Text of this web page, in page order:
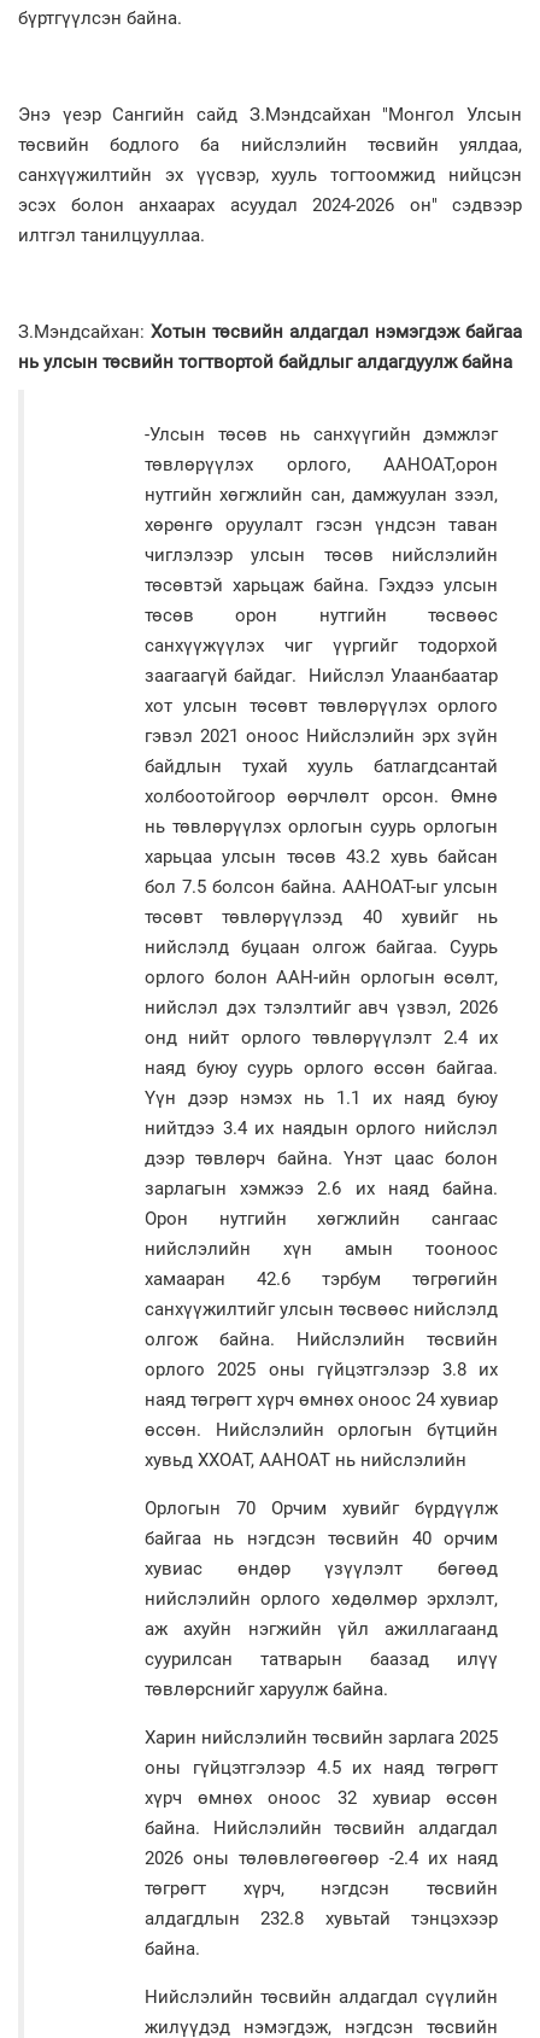
бүртгүүлсэн байна.
Энэ үеэр Сангийн сайд З.Мэндсайхан "Монгол Улсын
төсвийн бодлого ба нийслэлийн төсвийн уялдаа,
санхүүжилтийн эх үүсвэр, хууль тогтоомжид нийцсэн
эсэх болон анхаарах асуудал 2024-2026 он" сэдвээр
илтгэл танилцууллаа.
З.Мэндсайхан: Хотын төсвийн алдагдал нэмэгдэж байгаа
нь улсын төсвийн тогтвортой байдлыг алдагдуулж байна
-Улсын төсөв нь санхүүгийн дэмжлэг
төвлөрүүлэх орлого, ААНОАТ,орон
нутгийн хөгжлийн сан, дамжуулан зээл,
хөрөнгө оруулалт гэсэн үндсэн таван
чиглэлээр улсын төсөв нийслэлийн
төсөвтэй харьцаж байна. Гэхдээ улсын
төсөв орон нутгийн төсвөөс
санхүүжүүлэх чиг үүргийг тодорхой
заагаагүй байдаг. Нийслэл Улаанбаатар
хот улсын төсөвт төвлөрүүлэх орлого
гэвэл 2021 оноос Нийслэлийн эрх зүйн
байдлын тухай хууль батлагдсантай
холбоотойгоор өөрчлөлт орсон. Өмнө
нь төвлөрүүлэх орлогын суурь орлогын
харьцаа улсын төсөв 43.2 хувь байсан
бол 7.5 болсон байна. ААНОАТ-ыг улсын
төсөвт төвлөрүүлээд 40 хувийг нь
нийслэлд буцаан олгож байгаа. Суурь
орлого болон ААН-ийн орлогын өсөлт,
нийслэл дэх тэлэлтийг авч үзвэл, 2026
онд нийт орлого төвлөрүүлэлт 2.4 их
наяд буюу суурь орлого өссөн байгаа.
Үүн дээр нэмэх нь 1.1 их наяд буюу
нийтдээ 3.4 их наядын орлого нийслэл
дээр төвлөрч байна. Үнэт цаас болон
зарлагын хэмжээ 2.6 их наяд байна.
Орон нутгийн хөгжлийн сангаас
нийслэлийн хүн амын тооноос
хамааран 42.6 тэрбум төгрөгийн
санхүүжилтийг улсын төсвөөс нийслэлд
олгож байна. Нийслэлийн төсвийн
орлого 2025 оны гүйцэтгэлээр 3.8 их
наяд төгрөгт хүрч өмнөх оноос 24 хувиар
өссөн. Нийслэлийн орлогын бүтцийн
хувьд ХХОАТ, ААНОАТ нь нийслэлийн
Орлогын 70 Орчим хувийг бүрдүүлж
байгаа нь нэгдсэн төсвийн 40 орчим
хувиас өндөр үзүүлэлт бөгөөд
нийслэлийн орлого хөдөлмөр эрхлэлт,
аж ахуйн нэгжийн үйл ажиллагаанд
суурилсан татварын баазад илүү
төвлөрснийг харуулж байна.
Харин нийслэлийн төсвийн зарлага 2025
оны гүйцэтгэлээр 4.5 их наяд төгрөгт
хүрч өмнөх оноос 32 хувиар өссөн
байна. Нийслэлийн төсвийн алдагдал
2026 оны төлөвлөгөөгөөр -2.4 их наяд
төгрөгт хүрч, нэгдсэн төсвийн
алдагдлын 232.8 хувьтай тэнцэхээр
байна.
Нийслэлийн төсвийн алдагдал сүүлийн
жилүүдэд нэмэгдэж, нэгдсэн төсвийн